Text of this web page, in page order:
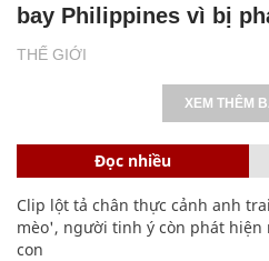
THẾ GIỚI
bay Philippines vì bị
XEM THÊM
Đọc nhiều
Clip lột tả chân thực cảnh anh
mèo', người tinh ý còn phát hiện
con